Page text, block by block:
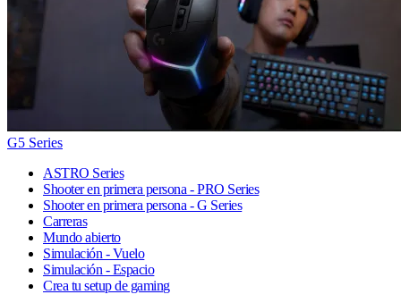
G5 Series
ASTRO Series
Shooter en primera persona - PRO Series
Shooter en primera persona - G Series
Carreras
Mundo abierto
Simulación - Vuelo
Simulación - Espacio
Crea tu setup de gaming